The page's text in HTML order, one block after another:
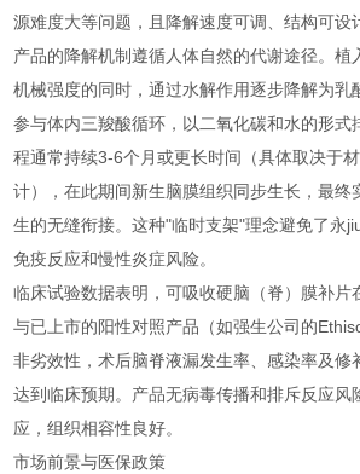
源难度大等问题，且降解速度可调、结构可设
产品的降解机制遵循人体自然的代谢途径。植
机械强度的同时，通过水解作用逐步降解为乳
参与体内三羧酸循环，以二氧化碳和水的形式
程通常持续3-6个月或更长时间（具体取决于
计），在此期间新生脑膜组织同步生长，最终
生的无缝衔接。这种"临时支架"理念避免了永
免疫反应和慢性炎症风险。
临床试验数据表明，可吸收硬脑（脊）膜补片
与已上市的阳性对照产品（如强生公司的
非劣效性，术后脑脊液漏发生率、感染率及修
达到临床预期。产品无病毒传播和排斥反应风
应，组织相容性良好。
市场前景与医保政策